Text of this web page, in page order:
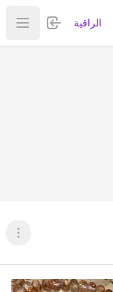
الراقية تسجيل
عرض
عرض